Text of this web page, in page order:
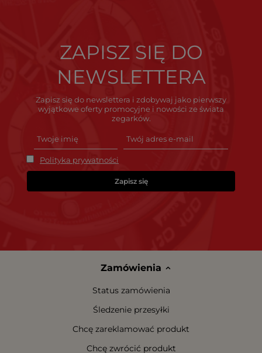
ZAPISZ SIĘ DO
NEWSLETTERA
Zapisz się do newslettera i zdobywaj jako pierwszy
wyjątkowe oferty promocyjne i nowości ze świata
zegarków.
Polityka prywatności
Zapisz się
Zamówienia
Status zamówienia
Śledzenie przesyłki
Chcę zareklamować produkt
Chcę zwrócić produkt